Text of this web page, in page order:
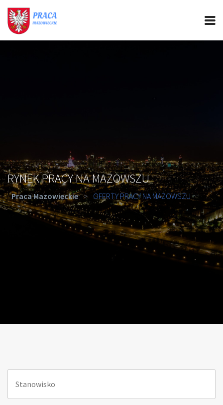
RYNEK PRACY NA MAZOWSZU
Praca Mazowieckie > OFERTY PRACY NA MAZOWSZU